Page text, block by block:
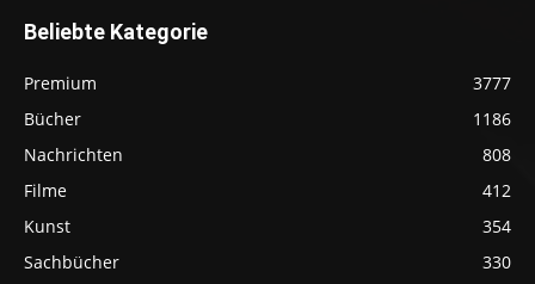
Beliebte Kategorie
Premium
3777
Bücher
1186
Nachrichten
808
Filme
412
Kunst
354
Sachbücher
330